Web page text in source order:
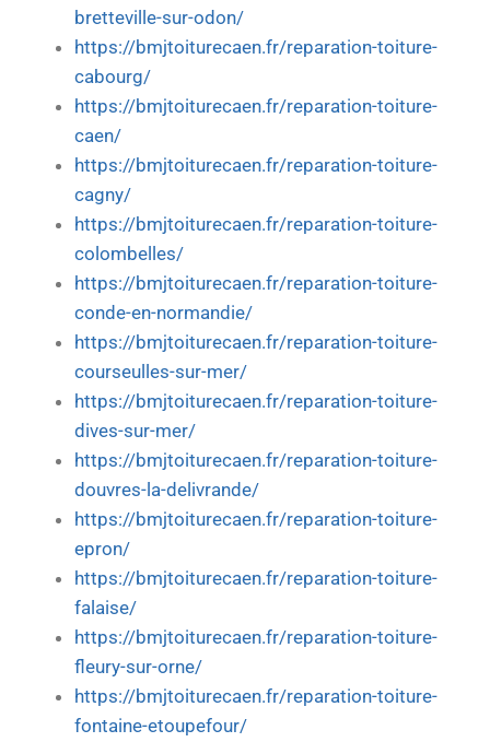
bretteville-sur-odon/
https://bmjtoiturecaen.fr/reparation-toiture-
cabourg/
https://bmjtoiturecaen.fr/reparation-toiture-
caen/
https://bmjtoiturecaen.fr/reparation-toiture-
cagny/
https://bmjtoiturecaen.fr/reparation-toiture-
colombelles/
https://bmjtoiturecaen.fr/reparation-toiture-
conde-en-normandie/
https://bmjtoiturecaen.fr/reparation-toiture-
courseulles-sur-mer/
https://bmjtoiturecaen.fr/reparation-toiture-
dives-sur-mer/
https://bmjtoiturecaen.fr/reparation-toiture-
douvres-la-delivrande/
https://bmjtoiturecaen.fr/reparation-toiture-
epron/
https://bmjtoiturecaen.fr/reparation-toiture-
falaise/
https://bmjtoiturecaen.fr/reparation-toiture-
fleury-sur-orne/
https://bmjtoiturecaen.fr/reparation-toiture-
fontaine-etoupefour/